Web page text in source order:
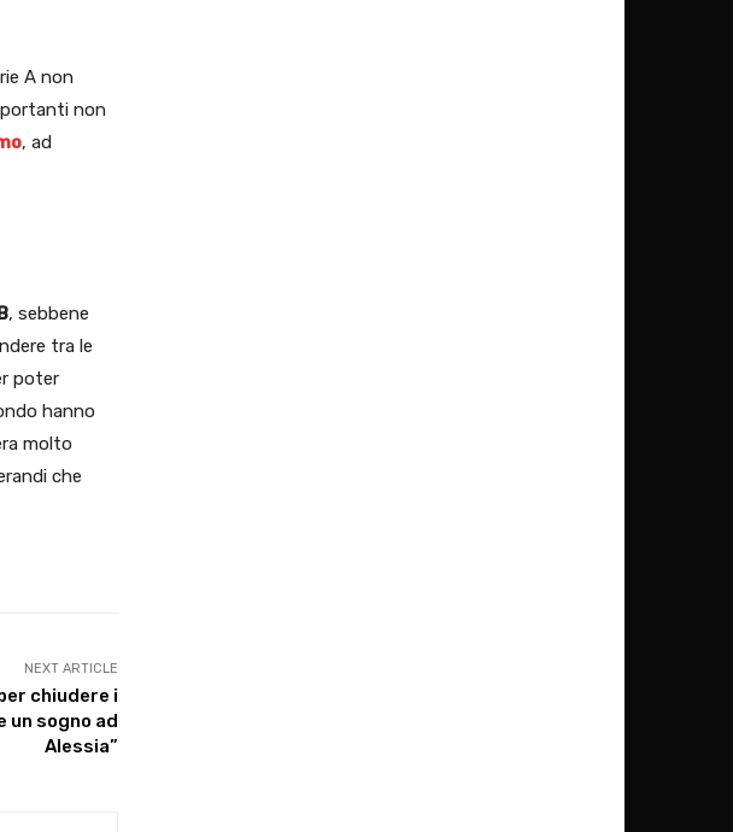
A non
non
, ad
, sebbene
tra le
poter
hanno
molto
che
NEXT ARTICLE
chiudere i
un sogno ad
Alessia”